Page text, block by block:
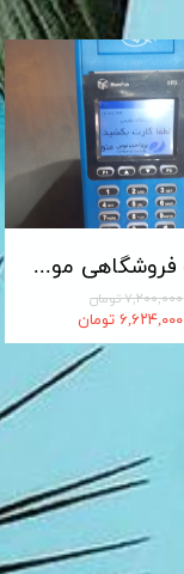
پایانه فروشگاهی مورفان MoreFun مدل H9
۷,۲۰۰,۰۰۰ تومان
۶,۶۲۴,۰۰۰ تومان